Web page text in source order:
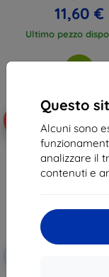
Questo
Alcuni sono
analizzare il
contenuti e
11,60 €
Ultimo pezzo